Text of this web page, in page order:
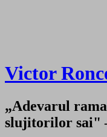
Victor
„Adevarul
slujitorilor sai"